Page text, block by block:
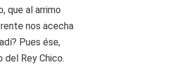
que al arrimo
nos acecha
Pues ése,
del Rey Chico.